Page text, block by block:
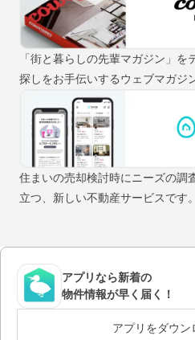
「街と暮らしの先輩マガジン」
探しをお手伝いするウェブマガジ
住まいの売却検討時にニーズの調
立つ、新しい不動産サービスです。
アプリなら新着の
物件情報が早く届く！
アプリをダウン